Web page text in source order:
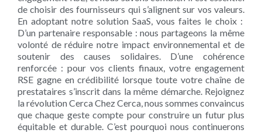
de choisir des fournisseurs qui s’alignent sur vos valeurs.
En adoptant notre solution SaaS, vous faites le choix :
D’un partenaire responsable : nous partageons la même
volonté de réduire notre impact environnemental et de
soutenir des causes solidaires. D’une cohérence
renforcée : pour vos clients finaux, votre engagement
RSE gagne en crédibilité lorsque toute votre chaîne de
prestataires s’inscrit dans la même démarche. Rejoignez
la révolution Cerca Chez Cerca, nous sommes convaincus
que chaque geste compte pour construire un futur plus
équitable et durable. C’est pourquoi nous continuerons